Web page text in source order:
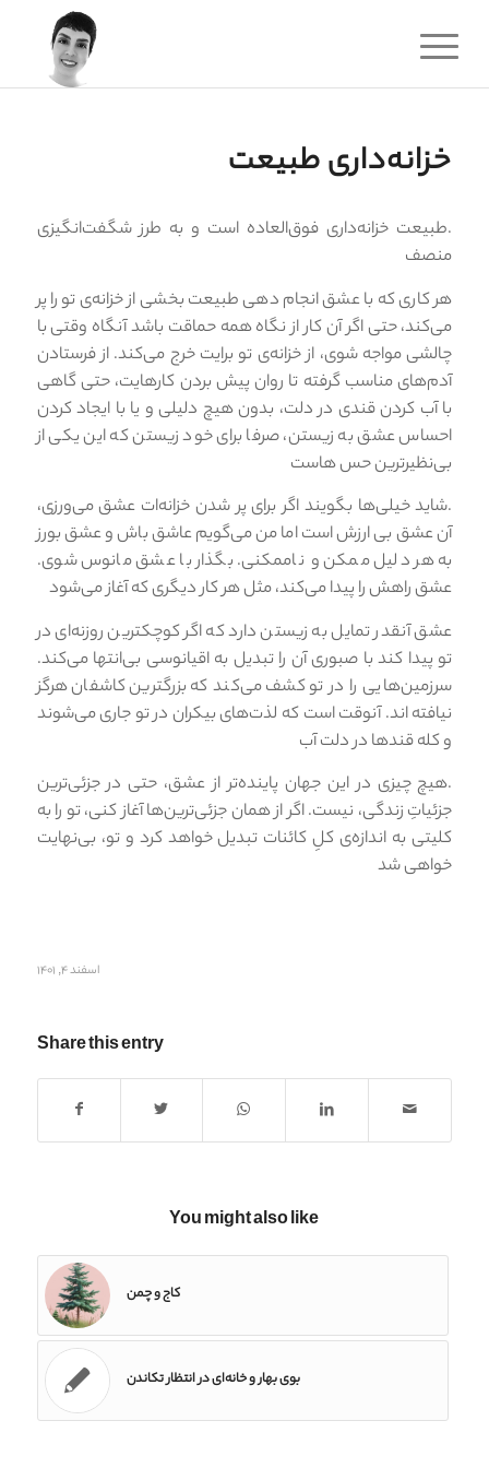
خزانه‌داری طبیعت
.طبیعت خزانه‌داری فوق‌العاده است و به طرز شگفت‌انگیزی
منصف
هر كاری كه با عشق انجام دهی طبیعت بخشی از خزانه­‌ی تو را پر
می‌كند، حتی اگر آن كار از نگاه همه حماقت باشد آنگاه وقتی با
چالشی مواجه شوی، از خزانه‌­ی تو برایت خرج می‌كند. از فرستادن
آدم‌های مناسب گرفته تا روان پیش بردن كارهایت، حتی گاهی
با آب كردن قندی در دلت، بدون هیچ دلیلی و یا با ایجاد کردن
احساس عشق به زیستن، صرفا برای خود زیستن كه این یكی از
بی‌نظیرترین حس هاست
.شاید خیلی‌ها بگویند اگر برای پر شدن خزانه‌ات عشق می‌ورزی،
آن عشق بی ارزش است اما من می‌گویم عاشق باش و عشق بورز
به هر دلیل ممكن و ناممكنی. بگذار با عشق مانوس شوی.
عشق راهش را پیدا می‌كند، مثل هر كار دیگری كه آغاز می‌شود
عشق آنقدر تمایل به زیستن دارد كه اگر كوچكترین روزنه‌ای در
تو پیدا كند با صبوری آن را تبدیل به اقیانوسی بی‌انتها می‌كند.
سرزمین‌هایی را در تو كشف می‌كند كه بزرگترین كاشفان هرگز
نیافته اند. آنوقت است كه لذت‌های بیكران در تو جاری می‌شوند
و كله قندها در دلت آب
.هیچ چیزی در این جهان پاینده‌تر از عشق، حتی در جزئی‌ترین
جزئیاتِ زندگی، نیست. اگر از همان جزئی‌ترین‌ها آغاز كنی، تو را به
كلیتی به اندازه­‌ی كلِ كائنات تبدیل خواهد كرد و تو، بی‌نهایت
خواهی شد
اسفند ۴, ۱۴۰۱
Share this entry
You might also like
کاج و چمن
بوی بهار و خانه‌ای در انتظار تکاندن